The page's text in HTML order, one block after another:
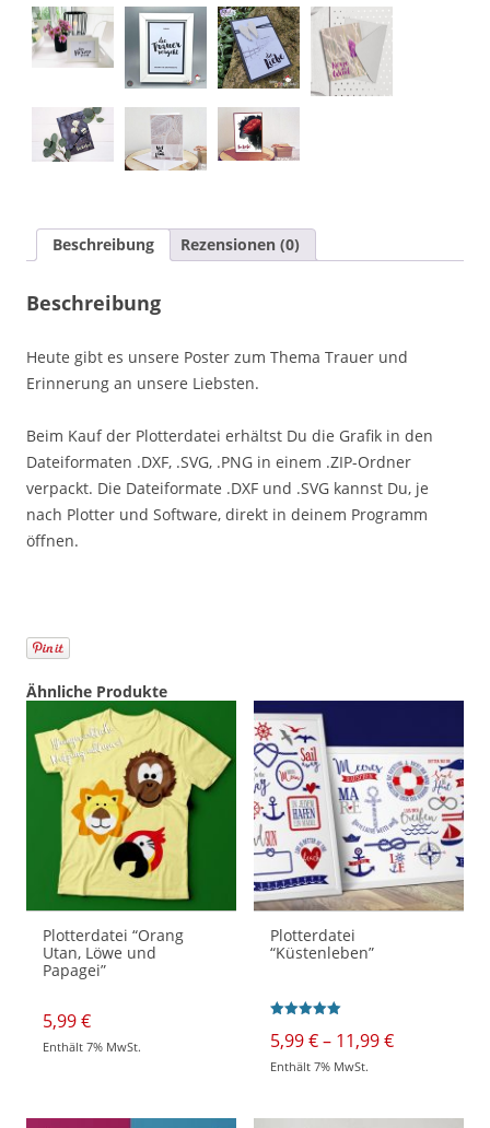
Beschreibung Rezensionen (0)
Beschreibung
Heute gibt es unsere Poster zum Thema Trauer und
Erinnerung an unsere Liebsten.
Beim Kauf der Plotterdatei erhältst Du die Grafik in den
Dateiformaten .DXF, .SVG, .PNG in einem .ZIP-Ordner
verpackt. Die Dateiformate .DXF und .SVG kannst Du, je
nach Plotter und Software, direkt in deinem Programm
öffnen.
Ähnliche Produkte
Plotterdatei “Orang
Utan, Löwe und
Papagei”
5,99€
Enthält 7% MwSt.
Plotterdatei
“Küstenleben”
5.00
von 5
5,99€– 11,99€
Enthält 7% MwSt.